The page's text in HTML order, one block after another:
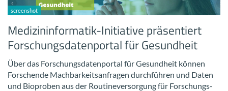
screen­shot
Medizininformatik-​Initiative prä­sen­tiert
For­schungs­da­ten­por­tal für Ge­sund­heit
Über das For­schungs­da­ten­por­tal für Ge­sund­heit kön­nen
For­schen­de Mach­bar­keits­an­fra­gen durch­füh­ren und Daten
und Bio­pro­ben aus der Rou­ti­ne­ver­sor­gung für For­schungs­